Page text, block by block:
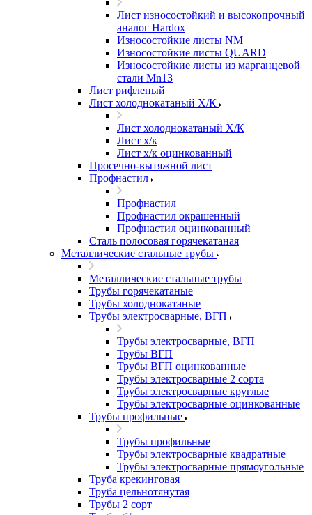
Лист износостойкий и высокопрочный
аналог Hardox
Износостойкие листы NM
Износостойкие листы QUARD
Износостойкие листы из марганцевой
стали Mn13
Лист рифленый
Лист холоднокатаный Х/К
Лист холоднокатаный Х/К
Лист х/к
Лист х/к оцинкованный
Просечно-вытяжной лист
Профнастил
Профнастил
Профнастил окрашенный
Профнастил оцинкованный
Сталь полосовая горячекатаная
Металлические стальные трубы
Металлические стальные трубы
Трубы горячекатаные
Трубы холоднокатаные
Трубы электросварные, ВГП
Трубы электросварные, ВГП
Трубы ВГП
Трубы ВГП оцинкованные
Трубы электросварные 2 сорта
Трубы электросварные круглые
Трубы электросварные оцинкованные
Трубы профильные
Трубы профильные
Трубы электросварные квадратные
Трубы электросварные прямоугольные
Труба крекинговая
Труба цельнотянутая
Трубы 2 сорт